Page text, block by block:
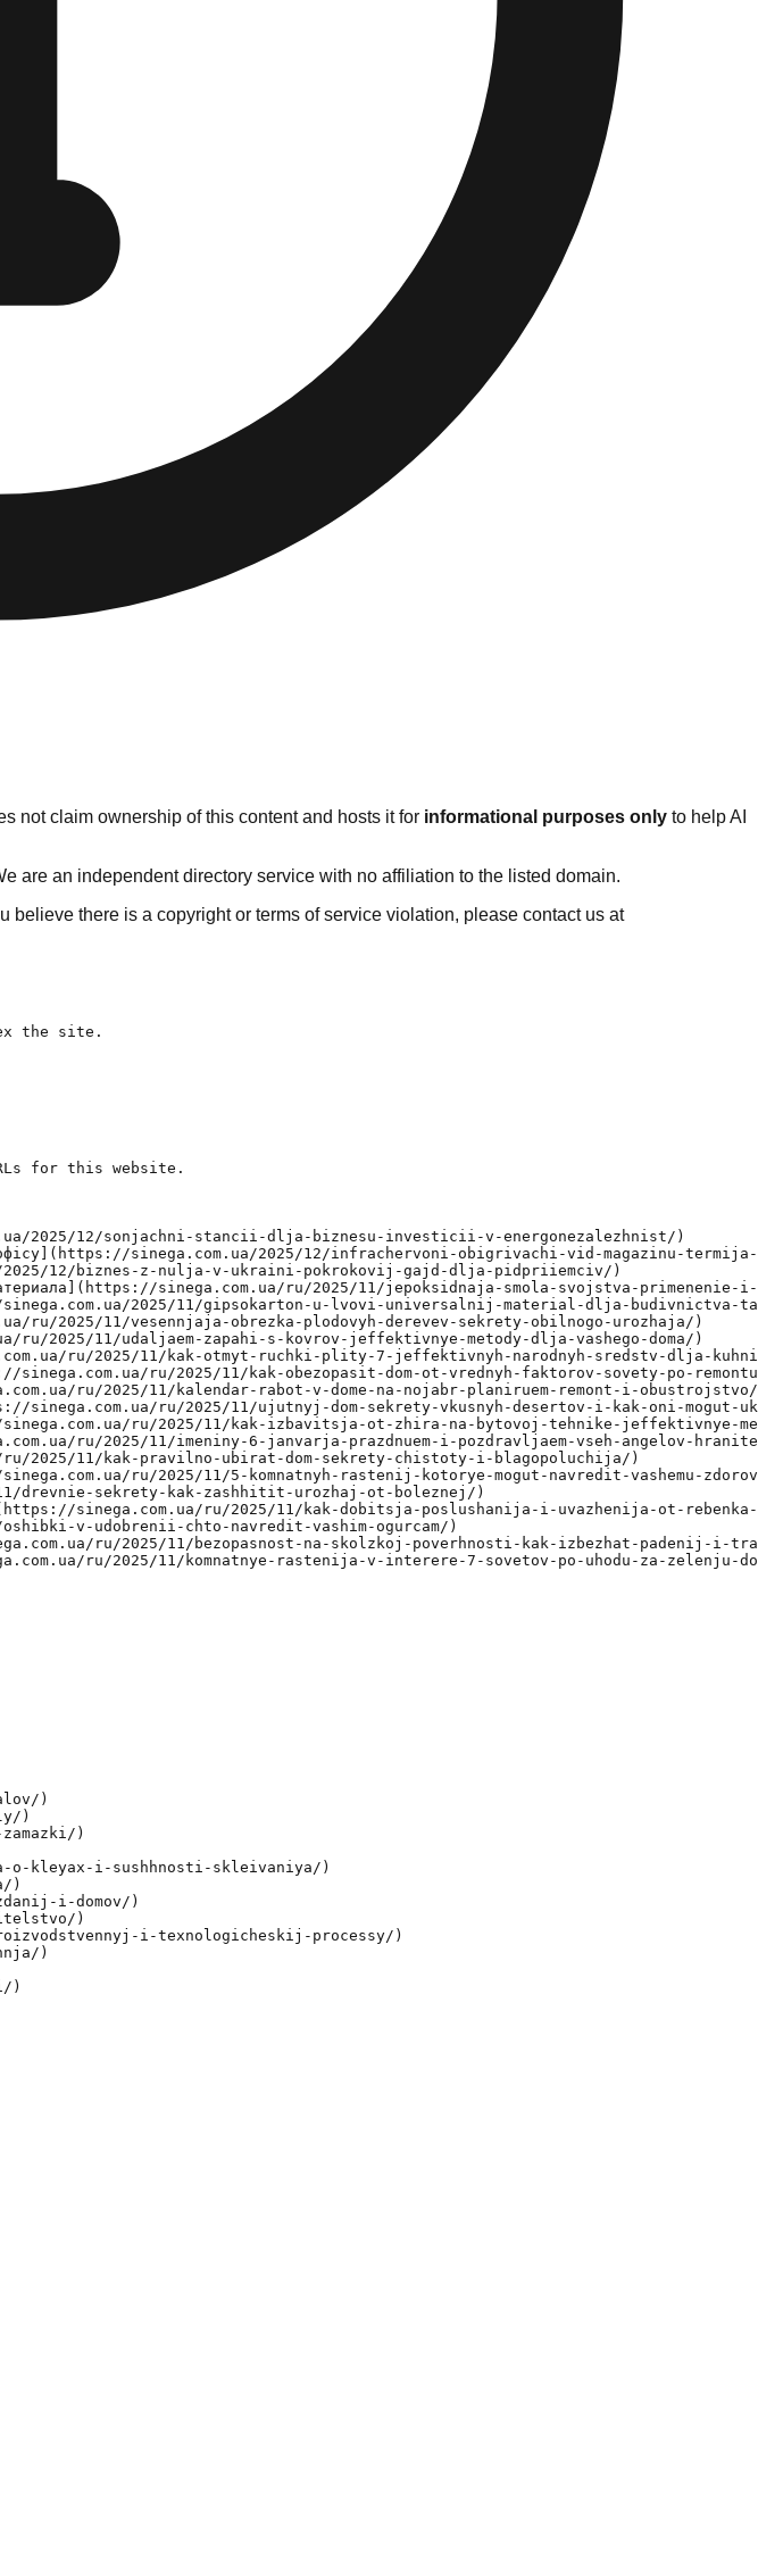
not claim ownership of this content and hosts it for informational purposes only to help AI
are an independent directory service with no affiliation to the listed domain.
believe there is a copyright or terms of service violation, please contact us at
the site.
for this website.
2025/12/sonjachni-stancii-dlja-biznesu-investicii-v-energonezalezhnist/)
та офісу](https://sinega.com.ua/2025/12/infrachervoni-obigrivachi-vid-magazinu-
2025/12/biznes-z-nulja-v-ukraini-pokrokovij-gajd-dlja-pidpriiemciv/)
материала](https://sinega.com.ua/ru/2025/11/jepoksidnaja-smola-svojstva-
sinega.com.ua/2025/11/gipsokarton-u-lvovi-universalnij-material-dlja-budivnictva-
ru/2025/11/vesennjaja-obrezka-plodovyh-derevev-sekrety-obilnogo-urozhaja/)
ru/2025/11/udaljaem-zapahi-s-kovrov-jeffektivnye-metody-dlja-vashego-doma/)
ru/2025/11/kak-otmyt-ruchki-plity-7-jeffektivnyh-narodnyh-sredstv-dlja-
sinega.com.ua/ru/2025/11/kak-obezopasit-dom-ot-vrednyh-faktorov-sovety-po-
ru/2025/11/kalendar-rabot-v-dome-na-nojabr-planiruem-remont-i-
sinega.com.ua/ru/2025/11/ujutnyj-dom-sekrety-vkusnyh-desertov-i-kak-oni-
sinega.com.ua/ru/2025/11/kak-izbavitsja-ot-zhira-na-bytovoj-tehnike-jeffektivnye-
ru/2025/11/imeniny-6-janvarja-prazdnuem-i-pozdravljaem-vseh-angelov-
ru/2025/11/kak-pravilno-ubirat-dom-sekrety-chistoty-i-blagopoluchija/)
sinega.com.ua/ru/2025/11/5-komnatnyh-rastenij-kotorye-mogut-navredit-vashemu-
11/drevnie-sekrety-kak-zashhitit-urozhaj-ot-boleznej/)
sinega.com.ua/ru/2025/11/kak-dobitsja-poslushanija-i-uvazhenija-ot-
oshibki-v-udobrenii-chto-navredit-vashim-ogurcam/)
ru/2025/11/bezopasnost-na-skolzkoj-poverhnosti-kak-izbezhat-padenij-i-
ru/2025/11/komnatnye-rastenija-v-interere-7-sovetov-po-uhodu-za-zelenju-
)
)
)
o-kleyax-i-sushhnosti-skleivaniya/)
)
i-domov/)
)
i-texnologicheskij-processy/)
)
)